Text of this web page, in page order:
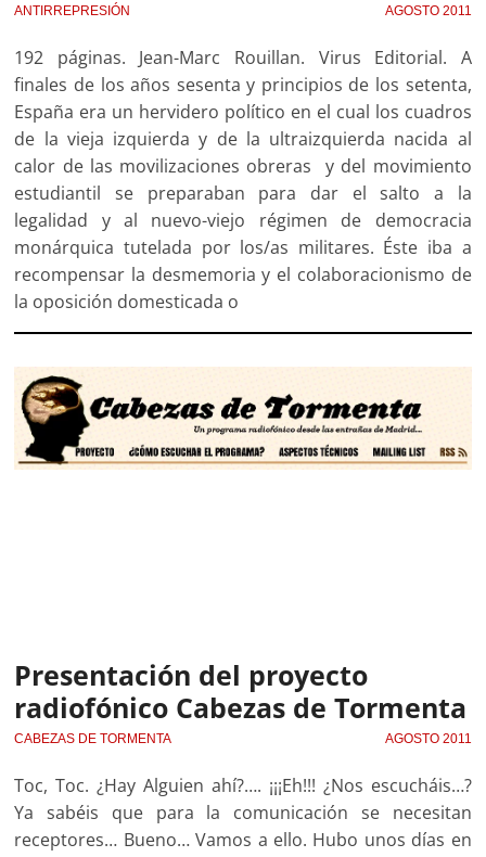
ANTIRREPRESIÓN AGOSTO 2011
192 páginas. Jean-Marc Rouillan. Virus Editorial. A
finales de los años sesenta y principios de los setenta,
España era un hervidero político en el cual los cuadros
de la vieja izquierda y de la ultraizquierda nacida al
calor de las movilizaciones obreras y del movimiento
estudiantil se preparaban para dar el salto a la
legalidad y al nuevo-viejo régimen de democracia
monárquica tutelada por los/as militares. Éste iba a
recompensar la desmemoria y el colaboracionismo de
la oposición domesticada o
Presentación del proyecto
radiofónico Cabezas de Tormenta
CABEZAS DE TORMENTA AGOSTO 2011
Toc, Toc. ¿Hay Alguien ahí?…. ¡¡¡Eh!!! ¿Nos escucháis…?
Ya sabéis que para la comunicación se necesitan
receptores… Bueno… Vamos a ello. Hubo unos días en